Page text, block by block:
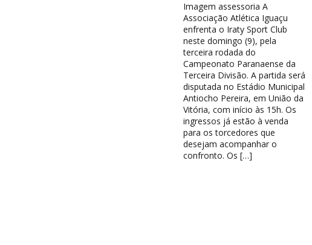
Imagem assessoria A
Associação Atlética Iguaçu
enfrenta o Iraty Sport Club
neste domingo (9), pela
terceira rodada do
Campeonato Paranaense da
Terceira Divisão. A partida será
disputada no Estádio Municipal
Antiocho Pereira, em União da
Vitória, com início às 15h. Os
ingressos já estão à venda
para os torcedores que
desejam acompanhar o
confronto. Os […]